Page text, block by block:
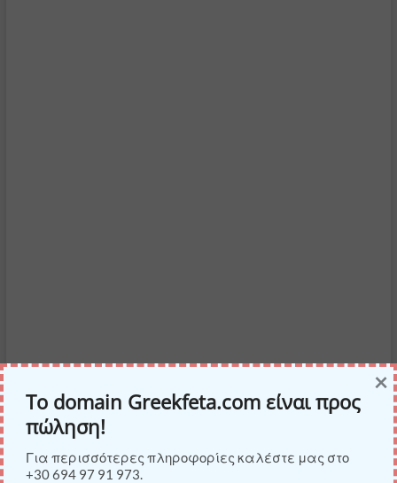
LIKE US ON FACEBOOK
Το domain Greekfeta.com είναι προς
πώληση!
Για περισσότερες πληροφορίες καλέστε μας στο
+30 694 97 91 973.
×